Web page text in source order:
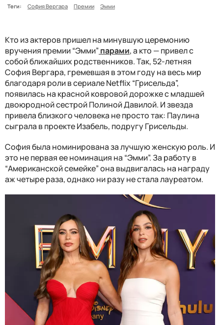
Теги:
София Вергара Премии Эмми
Кто из актеров пришел на минувшую церемонию
вручения премии “Эмми” парами, а кто — привел с
собой ближайших родственников. Так, 52-летняя
София Вергара, гремевшая в этом году на весь мир
благодаря роли в сериале Netflix “Грисельда”,
появилась на красной ковровой дорожке с младшей
двоюродной сестрой Полиной Давилой. И звезда
привела близкого человека не просто так: Паулина
сыграла в проекте Изабель, подругу Грисельды.
София была номинирована за лучшую женскую роль. И
это не первая ее номинация на “Эмми”. За работу в
“Американской семейке” она выдвигалась на награду
аж четыре раза, однако ни разу не стала лауреатом.